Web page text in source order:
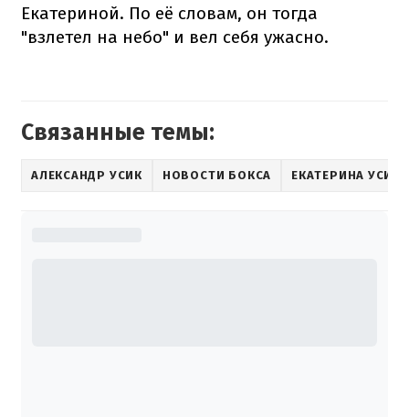
Екатериной. По её словам, он тогда
"взлетел на небо" и вел себя ужасно.
Связанные темы:
АЛЕКСАНДР УСИК НОВОСТИ БОКСА ЕКАТЕРИНА УСИК